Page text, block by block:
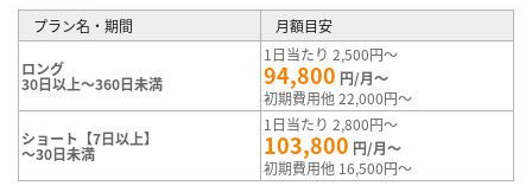
プラン名・期間 月額目安
ロング
30日以上～360日未満
1日当たり 2,500円～
94,800 円/月～
初期費用他 22,000円～
ショート【7日以上】
～30日未満
1日当たり 2,800円～
103,800 円/月～
初期費用他 16,500円～